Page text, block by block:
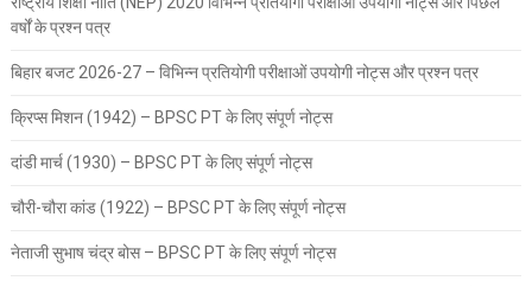
वर्षों के प्रश्न पत्र
बिहार बजट 2026-27 – विभिन्न प्रतियोगी परीक्षाओं उपयोगी नोट्स और प्रश्न पत्र
क्रिप्स मिशन (1942) – BPSC PT के लिए संपूर्ण नोट्स
दांडी मार्च (1930) – BPSC PT के लिए संपूर्ण नोट्स
चौरी-चौरा कांड (1922) – BPSC PT के लिए संपूर्ण नोट्स
नेताजी सुभाष चंद्र बोस – BPSC PT के लिए संपूर्ण नोट्स